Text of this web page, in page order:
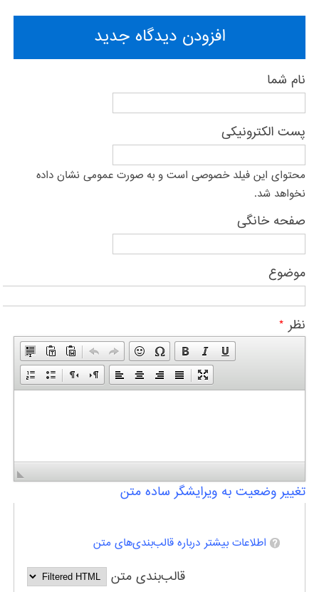
صفحه‌ها
افزودن دیدگاه جدید
نام شما
پست الکترونیکی
محتوای این فیلد خصوصی است و به صورت عمومی نشان داده
نخواهد شد.
صفحه خانگی
موضوع
نظر *
تغییر وضعیت به ویرایشگر ساده متن
اطلاعات بیشتر درباره قالب‌بندی‌های متن
قالب‌بندی متن